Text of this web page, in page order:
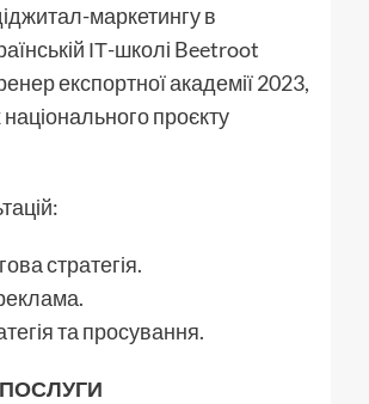
маркетингу в
ІТ-школі Beetroot
експортної академії 2023,
проєкту
стратегія.
та просування.
ПОСЛУГИ